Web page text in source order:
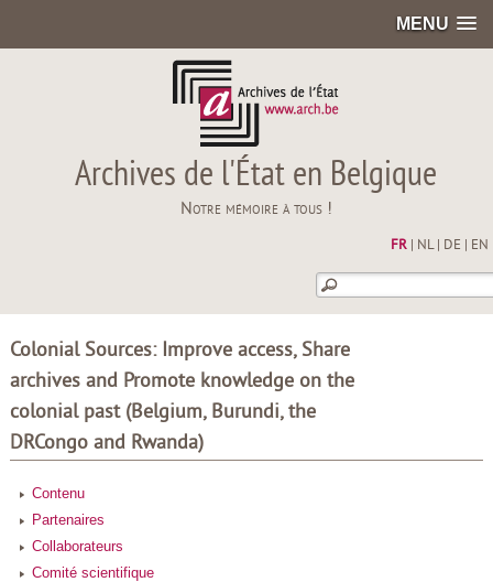
MENU
Archives de l'État en Belgique
Notre mémoire à tous !
FR| NL| DE EN
Colonial Sources: Improve access, Share
archives and Promote knowledge on the
colonial past (Belgium, Burundi, the
DRCongo and Rwanda)
Contenu
Partenaires
Collaborateurs
Comité scientifique